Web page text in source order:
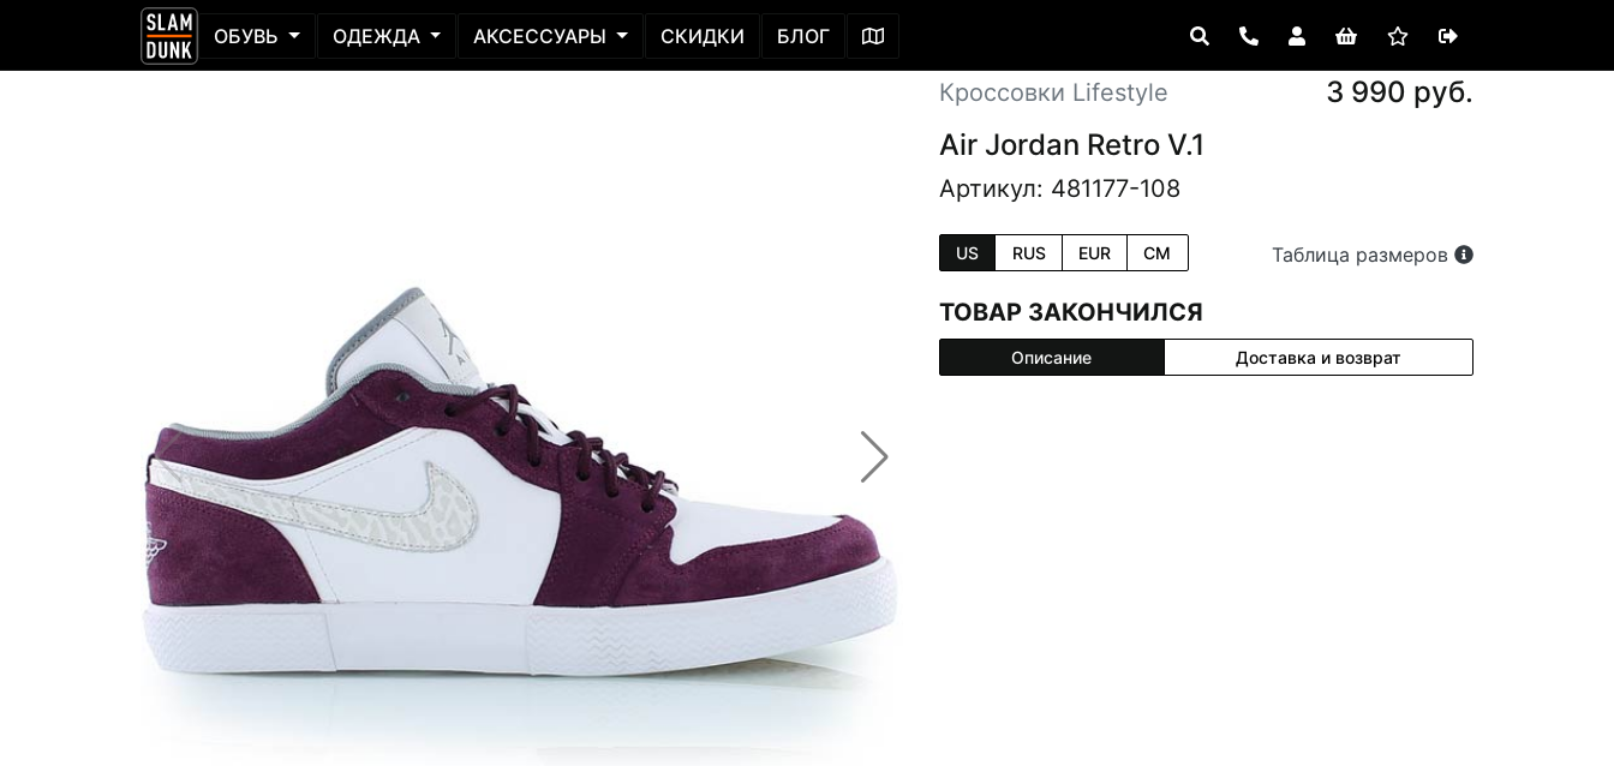
ОБУВЬ ОДЕЖДА АКСЕССУАРЫ СКИДКИ БЛОГ
Кроссовки Lifestyle
3 990 руб.
Air Jordan Retro V.1
Артикул: 481177-108
US RUS EUR CM Таблица размеров
ТОВАР ЗАКОНЧИЛСЯ
Описание Доставка и возврат